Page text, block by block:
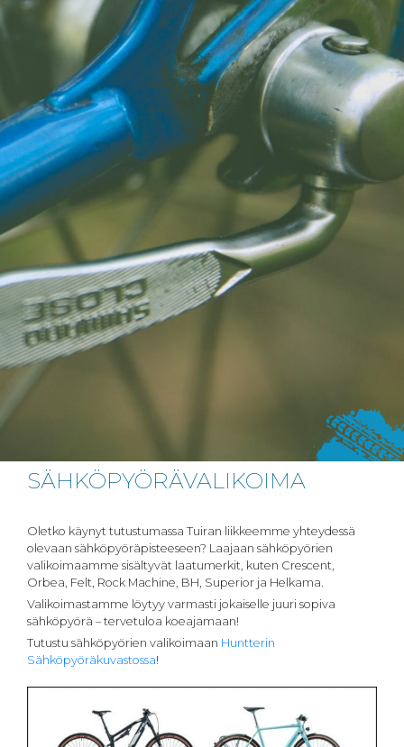
SÄHKÖPYÖRÄVALIKOIMA
Oletko käynyt tutustumassa Tuiran liikkeemme yhteydessä
olevaan sähköpyöräpisteeseen? Laajaan sähköpyörien
valikoimaamme sisältyvät laatumerkit, kuten Crescent,
Orbea, Felt, Rock Machine, BH, Superior ja Helkama.
Valikoimastamme löytyy varmasti jokaiselle juuri sopiva
sähköpyörä – tervetuloa koeajamaan!
Tutustu sähköpyörien valikoimaan Huntterin
Sähköpyöräkuvastossa!